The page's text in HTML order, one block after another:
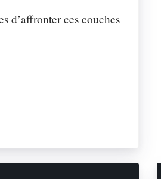
d’affronter ces couches